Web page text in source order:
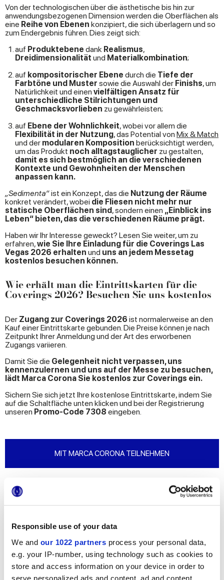
Responsible use of your data
We and our 1022 partners process your personal data,
e.g. your IP-number, using technology such as cookies to
store and access information on your device in order to
serve personalized ads and content, ad and content
Von der technologischen über die ästhetische bis hin zur
anwendungsbezogenen Dimension werden die Oberflächen als
eine Reihe von Ebenen konzipiert, die sich überlagern und so
zum Endergebnis führen. Dies zeigt sich:
auf Produktebene dank Realismus,
Dreidimensionalität und Materialkombination;
auf kompositorischer Ebene durch die Tiefe der
Farbtöne und Muster sowie die Auswahl der Finishs, um
Natürlichkeit und einen vielfältigen Ansatz für
unterschiedliche Stilrichtungen und
Geschmacksvorlieben zu gewährleisten;
auf Ebene der Wohnlichkeit, wobei vor allem die
Flexibilität in der Nutzung, das Potential von Mix & Match
und der modularen Komposition berücksichtigt werden,
um das Produkt noch alltagstauglicher zu gestalten,
damit es sich bestmöglich an die verschiedenen
Kontexte und Gewohnheiten der Menschen
anpassen kann.
„Sedimenta“ist ein Konzept, das die Nutzung der Räume
konkret verändert, wobei die Fliesen nicht mehr nur
statische Oberflächen sind , sondern einen „Einblick ins
Leben“ bieten, das die verschiedenen Räume prägt.
Haben wir Ihr Interesse geweckt? Lesen Sie weiter, um zu
erfahren,wie Sie Ihre Einladung für die Coverings Las
Vegas 2026 erhalten und uns an jedem Messetag
kostenlos besuchen können.
Wie erhält man die Eintrittskarten für die
Coverings 2026? Besuchen Sie uns kostenlos
Der Zugang zur Coverings 2026 ist normalerweise an den
Kauf einer Eintrittskarte gebunden. Die Preise können je nach
Zeitpunkt Ihrer Anmeldung und der Art des erworbenen
Zugangs variieren.
Damit Sie die Gelegenheit nicht verpassen, uns
kennenzulernen und uns auf der Messe zu besuchen,
lädt Marca Corona Sie kostenlos zur Coverings ein.
Sichern Sie sich jetzt Ihre kostenlose Eintrittskarte, indem Sie
auf die Schaltfläche unten klicken und bei der Registrierung
unseren Promo-Code 7308 eingeben.
MIT MARCA CORONA TEILNEHMEN
Neben dem
können Sie auch
bereits jetzt
einen persönlichen Termin mit unseren
Experten vereinbaren, die Sie an dem für Sie günstigsten
bei der Entdeckung von Marca Coronas Lösungen zu
begleiten, sowohl in Bezug auf die
Coverings 2026 vorgestellt werden
, als auch hinsichtlich
derbereits im Katalog enthaltenen Kollektionen.
Darüber hinaus können Sie eineausführlichere Beratung
durch unsere Project Divisionanfordern, die Ihnen zuhört